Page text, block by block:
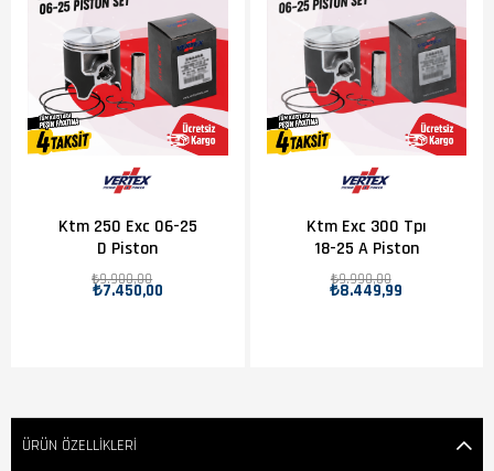
Ktm 250 Exc 06-25
D Piston
₺7.450,00
₺9.900,00
Ktm Exc 300 Tpı
18-25 A Piston
₺8.449,99
₺9.990,00
ÜRÜN ÖZELLIKLERI